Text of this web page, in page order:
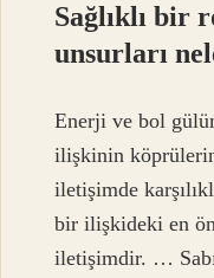
Sağlıklı bir
unsurları
Enerji ve bol
ilişkinin
iletişimde
bir ilişkideki en
iletişimdir. …